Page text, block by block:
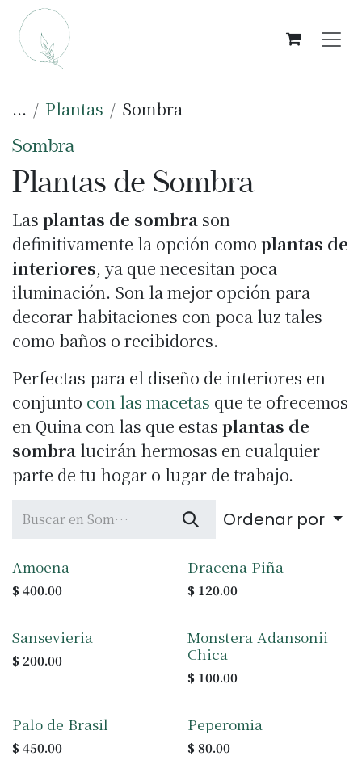
Ir al contenido
... Plantas
Sombra
Sombra
Plantas de Sombra
Las plantas de sombra son
definitivamente la opción como plantas de
interiores, ya que necesitan poca
iluminación. Son la mejor opción para
decorar habitaciones con poca luz tales
como baños o recibidores.
Perfectas para el diseño de interiores en
conjunto con las macetas que te ofrecemos
en Quina con las que estas plantas de
sombra lucirán hermosas en cualquier
parte de tu hogar o lugar de trabajo.
Ordenar por
Amoena
$ 400.00
Dracena Piña
$ 120.00
Sansevieria
$ 200.00
Monstera Adansonii
Chica
$ 100.00
Palo de Brasil
$ 450.00
Peperomia
$ 80.00